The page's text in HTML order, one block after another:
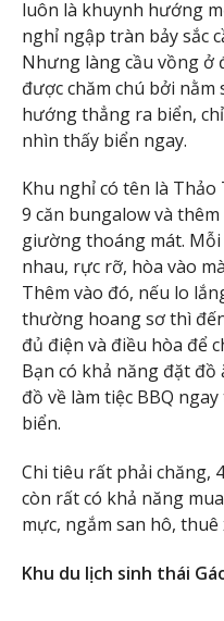
luôn là khuynh hướng
nghỉ ngập tràn bảy sắc
Nhưng làng cầu vồng ở
được chăm chú bởi
hướng thẳng ra biển,
nhìn thấy biển ngay.
Khu nghỉ có tên là
9 căn bungalow và
giường thoáng mát. Mỗi
nhau, rực rỡ, hòa vào
Thêm vào đó, nếu lo
thường hoang sơ thì
đủ điện và điều hòa để
Bạn có khả năng đặt đồ
đồ về làm tiệc BBQ
biển.
Chi tiêu rất phải chăng,
còn rất có khả năng
mực, ngắm san hô, thuê
Khu du lịch sinh thái